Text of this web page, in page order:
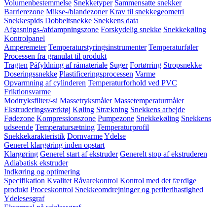
Volumenbestemmelse Snekketyper Sammensatte snekker
Barrierezone Mikse-/blandezoner Krav til snekkegeometri
Snekkespids Dobbeltsnekke Snekkens data
Afgasnings-/afdampningszone Forskydelig snekke Snekkekøling
Kontrolpanel
Amperemeter Temperaturstyringsinstrumenter Temperaturføler
Processen fra granulat til produkt
Tragten Påfyldning af råmateriale Suger Fortørring Stropsnekke
Doseringssnekke Plastificeringsprocessen Varme
Opvarmning af cylinderen Temperaturforhold ved PVC
Friktionsvarme
Modtryksfilter/-si Massetryksmåler Massetemperaturmåler
Ekstruderingsværktøj Køling Strækning Snekkens arbejde
Fødezone Kompressionszone Pumpezone Snekkekøling Snekkens
udseende Temperatursætning Temperaturprofil
Snekkekarakteristik DornvarmeYdelse
Generel klargøring inden opstart
Klargøring Generel start af ekstruder Generelt stop af ekstruderen
Adiabatisk ekstruder
Indkøring og optimering
Specifikation Kvalitet Råvarekontrol Kontrol med det færdige
produkt Proceskontrol Snekkeomdrejninger og periferihastighed
Ydelesesgraf